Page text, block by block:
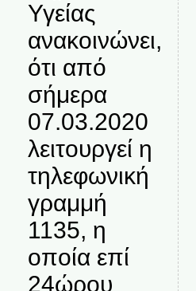
Υγείας
ανακοινώνει,
ότι από
σήμερα
07.03.2020
λειτουργεί η
τηλεφωνική
γραμμή
1135, η
οποία επί
24ώρου